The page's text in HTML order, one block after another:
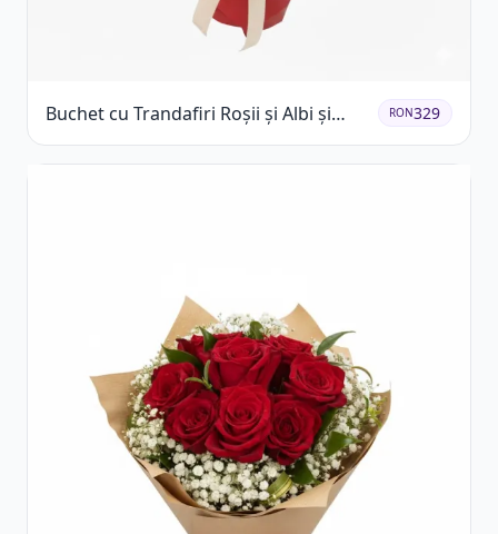
Buchet cu Trandafiri Roșii și Albi și
Gypsophila
RON329